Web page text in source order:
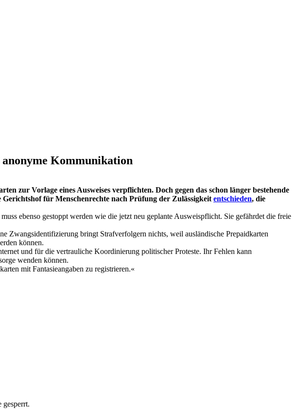
Kommunikation
zur Vorlage eines Ausweises verpflichten. Doch gegen das schon länger bestehende
für Menschenrechte nach Prüfung der Zulässigkeit entschieden, die
ebenso gestoppt werden wie die jetzt neu geplante Ausweispflicht. Sie gefährdet die freie
Zwangsidentifizierung bringt Strafverfolgern nichts, weil ausländische Prepaidkarten
können.
und für die vertrauliche Koordinierung politischer Proteste. Ihr Fehlen kann
wenden können.
mit Fantasieangaben zu registrieren.«